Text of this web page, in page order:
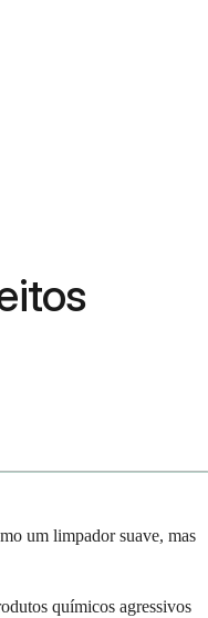
um limpador suave, mas
químicos agressivos